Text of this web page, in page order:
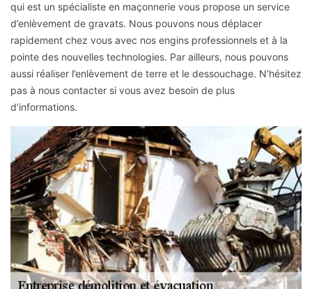
qui est un spécialiste en maçonnerie vous propose un service
d’enlèvement de gravats. Nous pouvons nous déplacer
rapidement chez vous avec nos engins professionnels et à la
pointe des nouvelles technologies. Par ailleurs, nous pouvons
aussi réaliser l’enlèvement de terre et le dessouchage. N’hésitez
pas à nous contacter si vous avez besoin de plus
d’informations.